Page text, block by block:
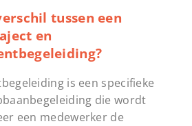
tussen een
en
is een specifieke
die wordt
een medewerker de